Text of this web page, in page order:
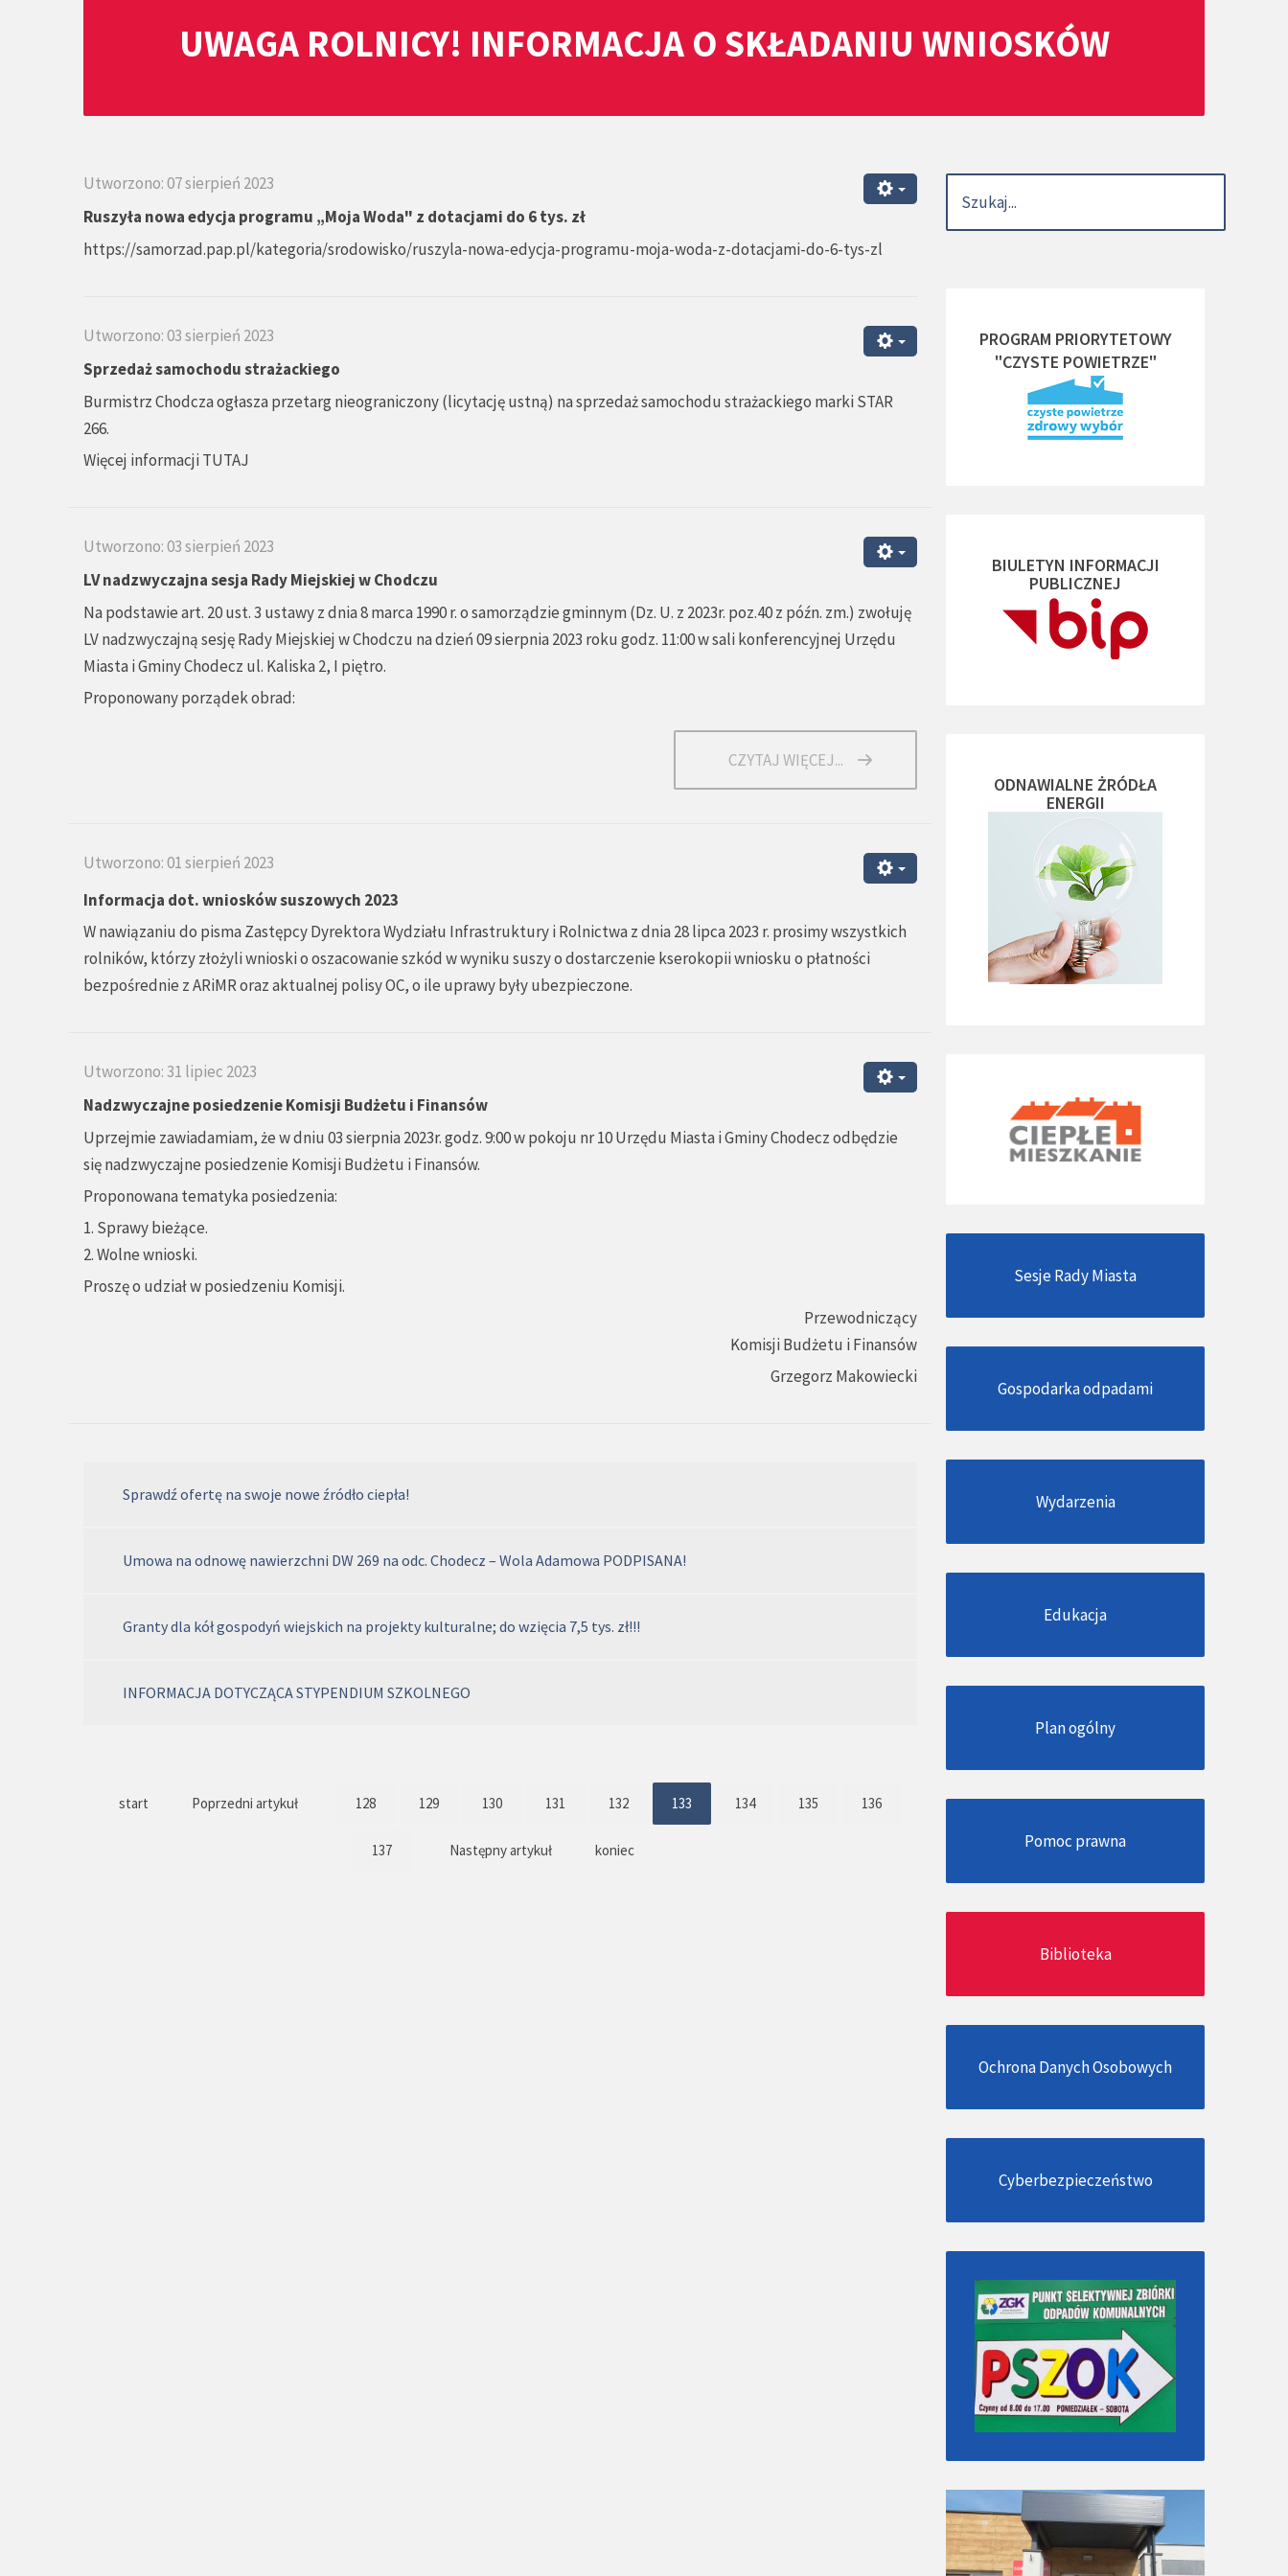
UWAGA ROLNICY! INFORMACJA O SKŁADANIU WNIOSKÓW
Utworzono: 07 sierpień 2023
Ruszyła nowa edycja programu „Moja Woda" z dotacjami do 6 tys. zł
https://samorzad.pap.pl/kategoria/srodowisko/ruszyla-nowa-edycja-programu-moja-woda-z-dotacjami-do-6-tys-zl
Utworzono: 03 sierpień 2023
Sprzedaż samochodu strażackiego
Burmistrz Chodcza ogłasza przetarg nieograniczony (licytację ustną) na sprzedaż samochodu strażackiego marki STAR
266.
Więcej informacji TUTAJ
Utworzono: 03 sierpień 2023
LV nadzwyczajna sesja Rady Miejskiej w Chodczu
Na podstawie art. 20 ust. 3 ustawy z dnia 8 marca 1990 r. o samorządzie gminnym (Dz. U. z 2023r. poz.40 z późn. zm.) zwołuję
LV nadzwyczajną sesję Rady Miejskiej w Chodczu na dzień 09 sierpnia 2023 roku godz. 11:00 w sali konferencyjnej Urzędu
Miasta i Gminy Chodecz ul. Kaliska 2, I piętro.
Proponowany porządek obrad:
CZYTAJ WIĘCEJ...
Utworzono: 01 sierpień 2023
Informacja dot. wniosków suszowych 2023
W nawiązaniu do pisma Zastępcy Dyrektora Wydziału Infrastruktury i Rolnictwa z dnia 28 lipca 2023 r. prosimy wszystkich
rolników, którzy złożyli wnioski o oszacowanie szkód w wyniku suszy o dostarczenie kserokopii wniosku o płatności
bezpośrednie z ARiMR oraz aktualnej polisy OC, o ile uprawy były ubezpieczone.
Utworzono: 31 lipiec 2023
Nadzwyczajne posiedzenie Komisji Budżetu i Finansów
Uprzejmie zawiadamiam, że w dniu 03 sierpnia 2023r. godz. 9:00 w pokoju nr 10 Urzędu Miasta i Gminy Chodecz odbędzie
się nadzwyczajne posiedzenie Komisji Budżetu i Finansów.
Proponowana tematyka posiedzenia:
1. Sprawy bieżące.
2. Wolne wnioski.
Proszę o udział w posiedzeniu Komisji.
Przewodniczący
Komisji Budżetu i Finansów
Grzegorz Makowiecki
Sprawdź ofertę na swoje nowe źródło ciepła!
Umowa na odnowę nawierzchni DW 269 na odc. Chodecz – Wola Adamowa PODPISANA!
Granty dla kół gospodyń wiejskich na projekty kulturalne; do wzięcia 7,5 tys. zł!!!
INFORMACJA DOTYCZĄCA STYPENDIUM SZKOLNEGO
start Poprzedni artykuł 128 129 130 131 132 133 134 135 136
137 Następny artykuł koniec
PROGRAM PRIORYTETOWY
"CZYSTE POWIETRZE"
BIULETYN INFORMACJI
PUBLICZNEJ
ODNAWIALNE ŻRÓDŁA
ENERGII
Sesje Rady Miasta
Gospodarka odpadami
Wydarzenia
Edukacja
Plan ogólny
Pomoc prawna
Biblioteka
Ochrona Danych Osobowych
Cyberbezpieczeństwo